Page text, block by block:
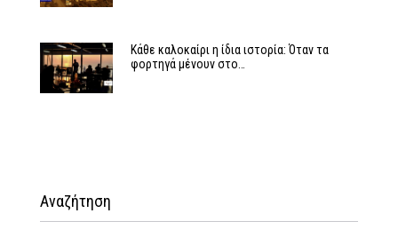
Κάθε καλοκαίρι η ίδια ιστορία: Όταν τα
φορτηγά μένουν στο…
Αναζήτηση